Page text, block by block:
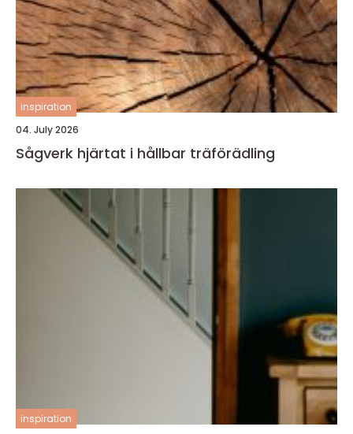
inspiration
04. July 2026
Sågverk hjärtat i hållbar träförädling
inspiration